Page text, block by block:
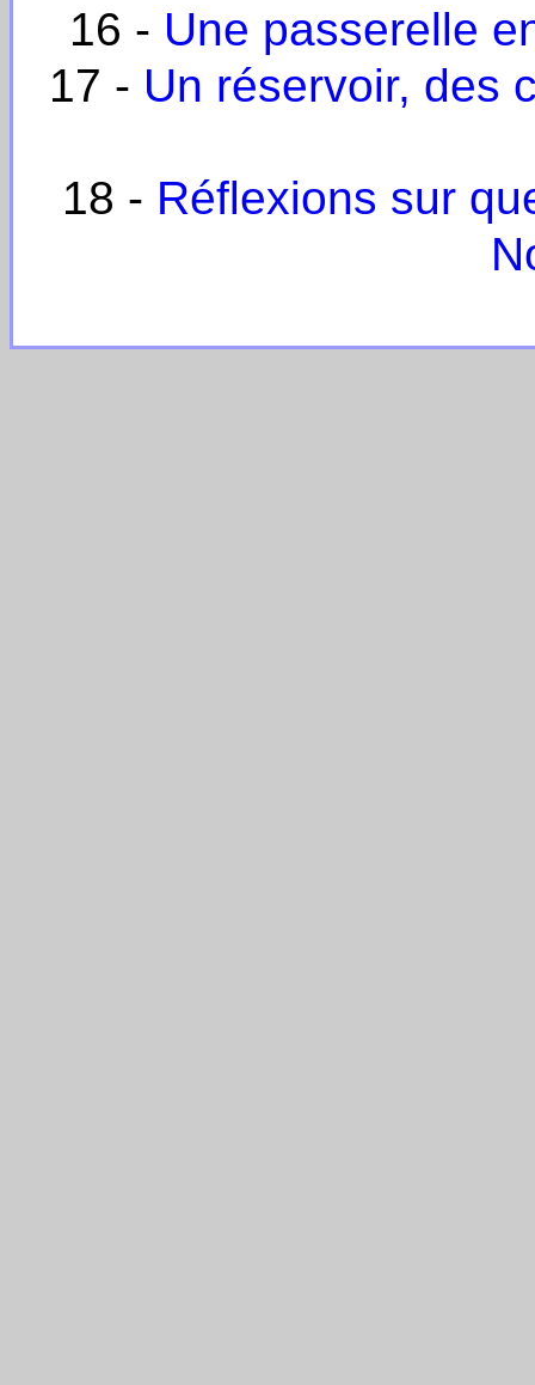
16 - Une passerelle
17 - Un réservoir, des
18 - Réflexions sur